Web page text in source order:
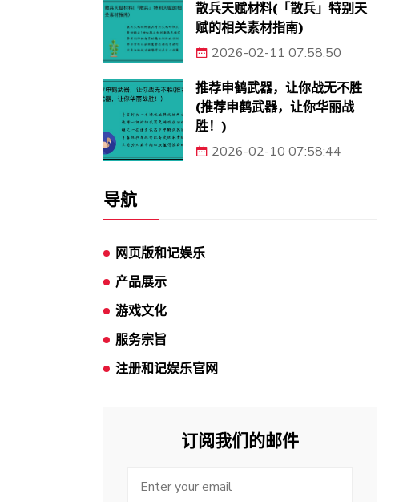
散兵天赋材料(「散兵」特别天
赋的相关素材指南)
2026-02-11 07:58:50
推荐申鹤武器，让你战无不胜
(推荐申鹤武器，让你华丽战
胜！)
2026-02-10 07:58:44
导航
网页版和记娱乐
产品展示
游戏文化
服务宗旨
注册和记娱乐官网
订阅我们的邮件